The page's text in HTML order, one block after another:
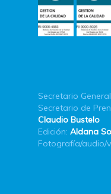
Secretario
Secretario de
Claudio Bustelo
Edición: Aldana
Fotografía/audio/